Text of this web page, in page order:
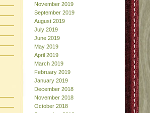
November 2019
September 2019
August 2019
July 2019
June 2019
May 2019
April 2019
March 2019
February 2019
January 2019
December 2018
November 2018
October 2018